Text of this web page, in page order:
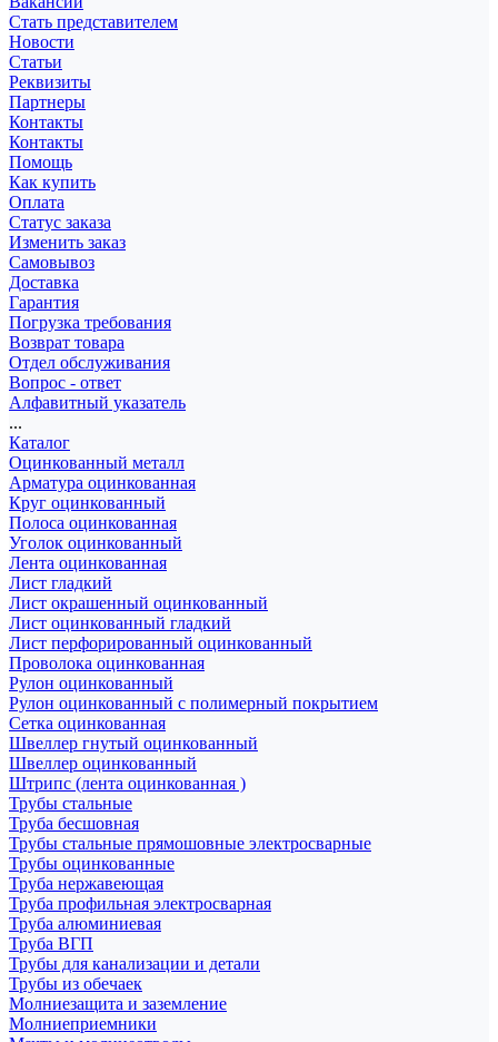
Стать представителем
Новости
Статьи
Реквизиты
Партнеры
Контакты
Контакты
Помощь
Как купить
Оплата
Статус заказа
Изменить заказ
Самовывоз
Доставка
Гарантия
Погрузка требования
Возврат товара
Отдел обслуживания
Вопрос - ответ
Алфавитный указатель
...
Каталог
Оцинкованный металл
Арматура оцинкованная
Круг оцинкованный
Полоса оцинкованная
Уголок оцинкованный
Лента оцинкованная
Лист гладкий
Лист окрашенный оцинкованный
Лист оцинкованный гладкий
Лист перфорированный оцинкованный
Проволока оцинкованная
Рулон оцинкованный
Рулон оцинкованный с полимерный покрытием
Сетка оцинкованная
Швеллер гнутый оцинкованный
Швеллер оцинкованный
Штрипс (лента оцинкованная )
Трубы стальные
Труба бесшовная
Трубы стальные прямошовные электросварные
Трубы оцинкованные
Труба нержавеющая
Труба профильная электросварная
Труба алюминиевая
Труба ВГП
Трубы для канализации и детали
Трубы из обечаек
Молниезащита и заземление
Молниеприемники